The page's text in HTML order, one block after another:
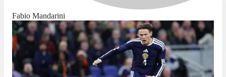
Fabio Mandarini